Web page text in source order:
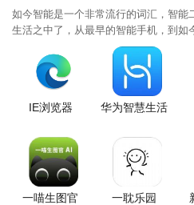
如今智能是一个非常流行的词汇，智能
生活之中了，从最早的智能手机，到如
IE浏览器 华为智慧生活
一喵生图官 一耽乐园